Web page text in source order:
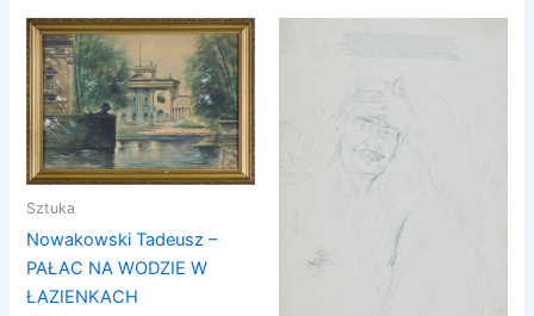
Sztuka
Nowakowski Tadeusz –
PAŁAC NA WODZIE W
ŁAZIENKACH